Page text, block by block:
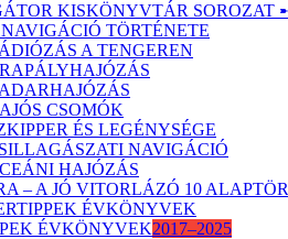
KISKÖNYVTÁR SOROZAT
NAVIGÁCIÓ TÖRTÉNETE
A TENGEREN
CSOMÓK
ÉS LEGÉNYSÉGE
NAVIGÁCIÓ
HAJÓZÁS
– A JÓ VITORLÁZÓ 10
ÉVKÖNYVEK
ÉVKÖNYVEK2017–2025